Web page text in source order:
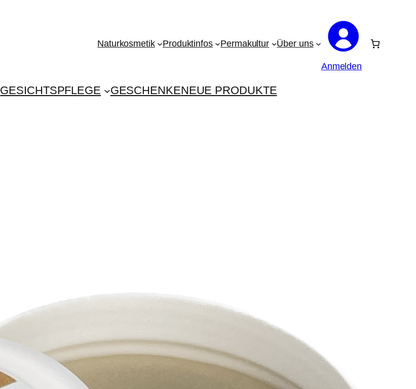
Naturkosmetik Produktinfos Permakultur Über uns
Anmelden
GESICHTSPFLEGE GESCHENKENEUE PRODUKTE